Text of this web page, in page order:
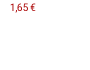
1,65 €